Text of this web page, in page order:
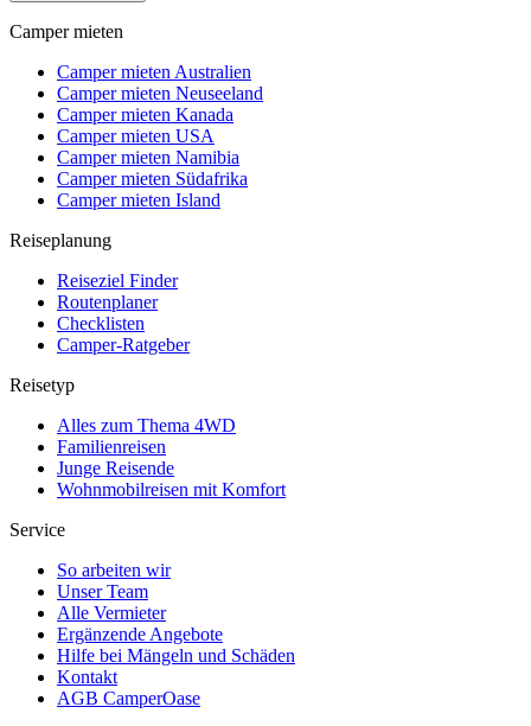
Camper mieten
Camper mieten Australien
Camper mieten Neuseeland
Camper mieten Kanada
Camper mieten USA
Camper mieten Namibia
Camper mieten Südafrika
Camper mieten Island
Reiseplanung
Reiseziel Finder
Routenplaner
Checklisten
Camper-Ratgeber
Reisetyp
Alles zum Thema 4WD
Familienreisen
Junge Reisende
Wohnmobilreisen mit Komfort
Service
So arbeiten wir
Unser Team
Alle Vermieter
Ergänzende Angebote
Hilfe bei Mängeln und Schäden
Kontakt
AGB CamperOase